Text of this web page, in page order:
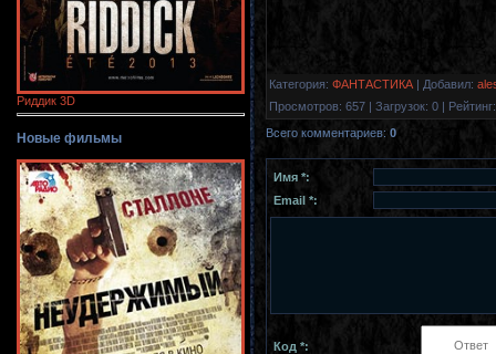
Риддик 3D
Новые фильмы
Категория: ФАНТАСТИКА | Добавил:
Просмотров: 657 | Загрузок: 0 | Рейтинг:
Всего комментариев: 0
Имя *:
Email *:
Код *: